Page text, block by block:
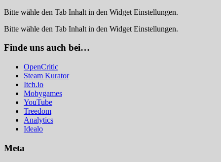
Bitte wähle den Tab Inhalt in den Widget Einstellungen.
Bitte wähle den Tab Inhalt in den Widget Einstellungen.
Finde uns auch bei…
OpenCritic
Steam Kurator
Itch.io
Mobygames
YouTube
Treedom
Analytics
Idealo
Meta